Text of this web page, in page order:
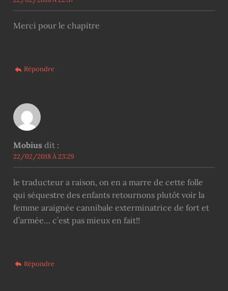
Merci pour le chapitre
Répondre
Mobius dit :
22/02/2018 À 23:29
le traducteur a raison, on en a marre de cette folle
qui séquestre des enfants retournons plutôt voir la
femme araignée cannibale exterminatrice de fort et
d’armée… c’est pas mieux en fait!!
Répondre